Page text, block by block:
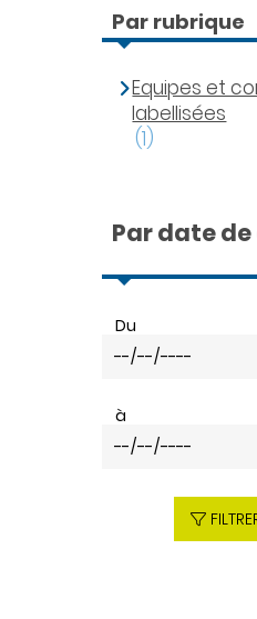
Par rubrique
Equipes et
labellisées
(1)
Par date
Du
à